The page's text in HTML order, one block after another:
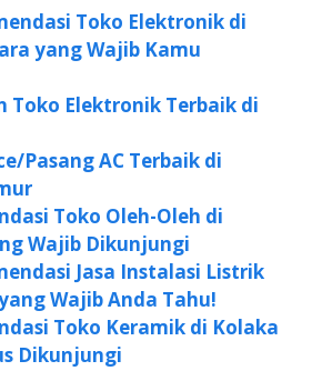
Toko Elektronik di
yang Wajib Kamu
Toko Elektronik Terbaik di
Pasang AC Terbaik di
Toko Oleh-Oleh di
Wajib Dikunjungi
Jasa Instalasi Listrik
Wajib Anda Tahu!
Toko Keramik di Kolaka
Dikunjungi